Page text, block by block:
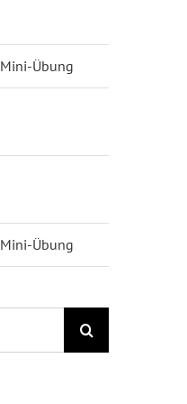
Mini-Übung
Mini-Übung